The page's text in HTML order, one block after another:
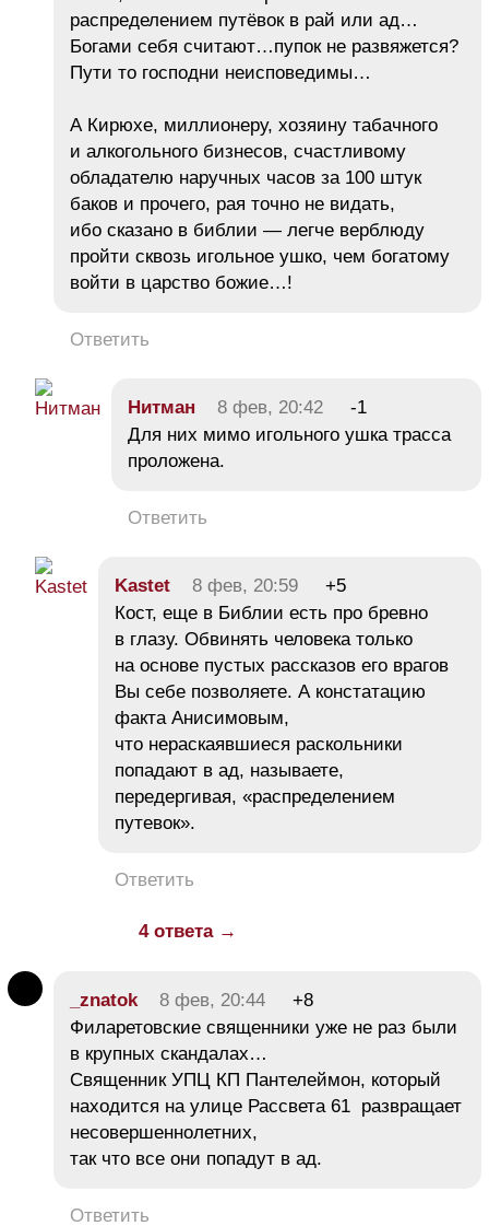
распределением путёвок в рай или ад…
Богами себя считают…пупок не развяжется?
Пути то господни неисповедимы…
А Кирюхе, миллионеру, хозяину табачного
и алкогольного бизнесов, счастливому
обладателю наручных часов за 100 штук
баков и прочего, рая точно не видать,
ибо сказано в библии — легче верблюду
пройти сквозь игольное ушко, чем богатому
войти в царство божие…!
Ответить
Нитман 8 фев, 20:42
-1
Для них мимо игольного ушка трасса
проложена.
Ответить
Kastet 8 фев, 20:59
+5
Кост, еще в Библии есть про бревно
в глазу. Обвинять человека только
на основе пустых рассказов его врагов
Вы себе позволяете. А констатацию
факта Анисимовым,
что нераскаявшиеся раскольники
попадают в ад, называете,
передергивая, «распределением
путевок».
Ответить
4 ответа →
_znatok 8 фев, 20:44
+8
Филаретовские священники уже не раз были
в крупных скандалах…
Священник УПЦ КП Пантелеймон, который
находится на улице Рассвета 61 развращает
несовершеннолетних,
так что все они попадут в ад.
Ответить